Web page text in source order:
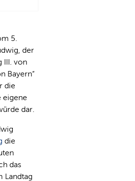
5.
der
III. von
Bayern“
die
eigene
dar.
die
das
Landtag